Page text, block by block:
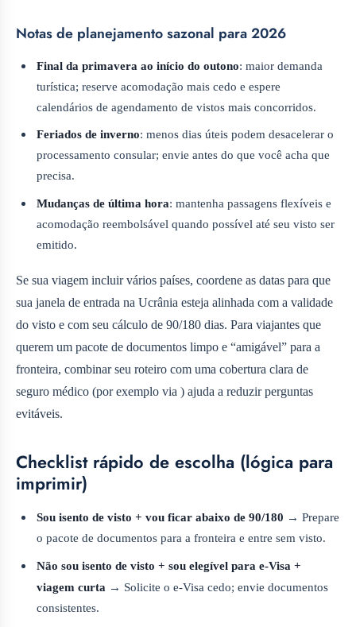
Notas de planejamento sazonal para 2026
Final da primavera ao início do outono: maior demanda
turística; reserve acomodação mais cedo e espere
calendários de agendamento de vistos mais concorridos.
Feriados de inverno: menos dias úteis podem desacelerar o
processamento consular; envie antes do que você acha que
precisa.
Mudanças de última hora: mantenha passagens flexíveis e
acomodação reembolsável quando possível até seu visto ser
emitido.
Se sua viagem incluir vários países, coordene as datas para que
sua janela de entrada na Ucrânia esteja alinhada com a validade
do visto e com seu cálculo de 90/180 dias. Para viajantes que
querem um pacote de documentos limpo e “amigável” para a
fronteira, combinar seu roteiro com uma cobertura clara de
seguro médico (por exemplo via ) ajuda a reduzir perguntas
evitáveis.
Checklist rápido de escolha (lógica para
imprimir)
Sou isento de visto + vou ficar abaixo de 90/180 → Prepare
o pacote de documentos para a fronteira e entre sem visto.
Não sou isento de visto + sou elegível para e‑Visa +
viagem curta → Solicite o e‑Visa cedo; envie documentos
consistentes.